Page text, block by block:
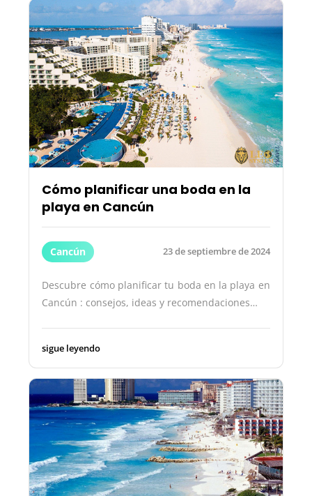
Cómo planificar una boda en la
playa en Cancún
Cancún 23 de septiembre de 2024
Descubre cómo planificar tu boda en la playa en
Cancún : consejos, ideas y recomendaciones…
sigue leyendo